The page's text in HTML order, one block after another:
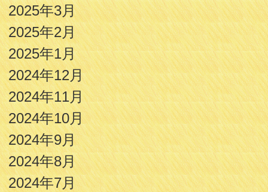
2025年3月
2025年2月
2025年1月
2024年12月
2024年11月
2024年10月
2024年9月
2024年8月
2024年7月